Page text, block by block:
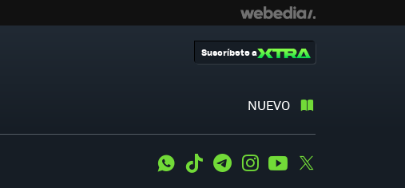
NUEVO
Suscríbete a
WhatsApp
Tiktok TelegramInstagramYoutube